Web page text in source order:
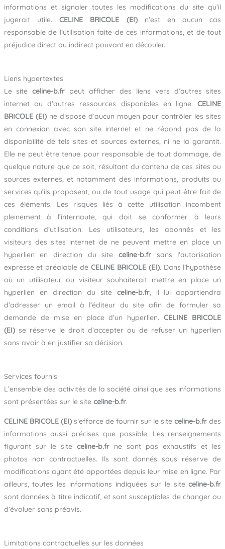
informations et signaler toutes les modifications du site qu’il
jugerait utile.CELINE BRICOLE (EI)n’est en aucun cas
responsable de l’utilisation faite de ces informations, et de tout
préjudice direct ou indirect pouvant en découler.
Liens hypertextes
Le siteceline-b.fr peut afficher des liens vers d’autres sites
internet ou d’autres ressources disponibles en ligne.CELINE
BRICOLE (EI)ne dispose d’aucun moyen pour contrôler les sites
en connexion avec son site internet et ne répond pas de la
disponibilité de tels sites et sources externes, ni ne la garantit.
Elle ne peut être tenue pour responsable de tout dommage, de
quelque nature que ce soit, résultant du contenu de ces sites ou
sources externes, et notamment des informations, produits ou
services qu’ils proposent, ou de tout usage qui peut être fait de
ces éléments. Les risques liés à cette utilisation incombent
pleinement à l’internaute, qui doit se conformer à leurs
conditions d’utilisation. Les utilisateurs, les abonnés et les
visiteurs des sites internet de ne peuvent mettre en place un
hyperlien en direction du siteceline-b.fr sans l’autorisation
expresse et préalable de CELINE BRICOLE (EI). Dans l’hypothèse
où un utilisateur ou visiteur souhaiterait mettre en place un
hyperlien en direction du site celine-b.fr,
il lui appartiendra
d’adresser un email à l’éditeur du site afin de formuler sa
demande de mise en place d’un hyperlien.CELINE BRICOLE
(EI)se réserve le droit d’accepter ou de refuser un hyperlien
sans avoir à en justifier sa décision.
Services fournis
L’ensemble des activités de la société ainsi que ses informations
sont présentées sur le site celine-b.fr.
CELINE BRICOLE (EI)s’efforce de fournir sur le siteceline-b.fr des
informations aussi précises que possible. Les renseignements
figurant sur le site celine-b.frne sont pas exhaustifs et les
photos non contractuelles. Ils sont donnés sous réserve de
modifications ayant été apportées depuis leur mise en ligne. Par
ailleurs, toutes les informations indiquées sur le siteceline-b.fr
sont données à titre indicatif, et sont susceptibles de changer ou
d’évoluer sans préavis.
Limitations contractuelles sur les données